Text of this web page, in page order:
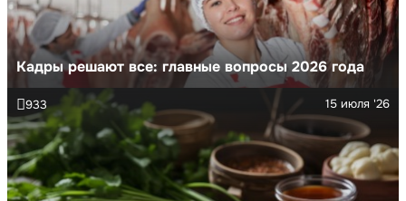
Кадры решают все: главные вопросы 2026 года
15 июля '26
933